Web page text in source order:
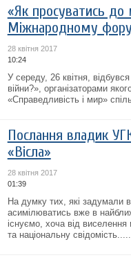
«Як просуватись до
Міжнародному
28 квітня 2017
10:24
У середу, 26 квітня,
війни?», організаторами
«Справедливість і мир»
Послання владик
«Вісла»
28 квітня 2017
01:39
На думку тих, які задумали
асимілюватись вже в
існуємо, хоча від
та національну